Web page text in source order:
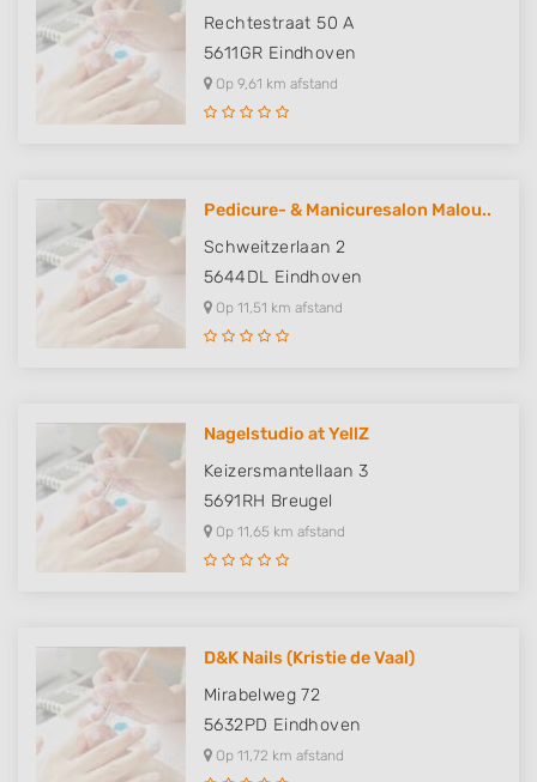
Rechtestraat 50 A
5611GR Eindhoven
Op 9,61 km afstand
Pedicure- & Manicuresalon Malou..
Schweitzerlaan 2
5644DL Eindhoven
Op 11,51 km afstand
Nagelstudio at YellZ
Keizersmantellaan 3
5691RH Breugel
Op 11,65 km afstand
D&K Nails (Kristie de Vaal)
Mirabelweg 72
5632PD Eindhoven
Op 11,72 km afstand